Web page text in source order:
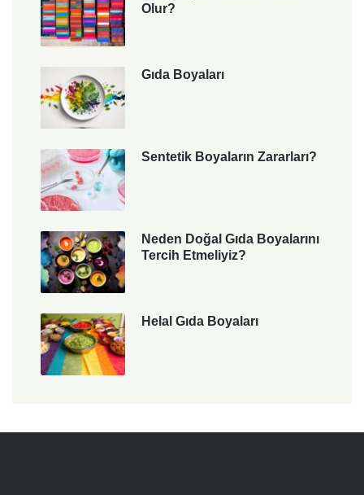
Olur?
Gıda Boyaları
Sentetik Boyaların Zararları?
Neden Doğal Gıda Boyalarını
Tercih Etmeliyiz?
Helal Gıda Boyaları